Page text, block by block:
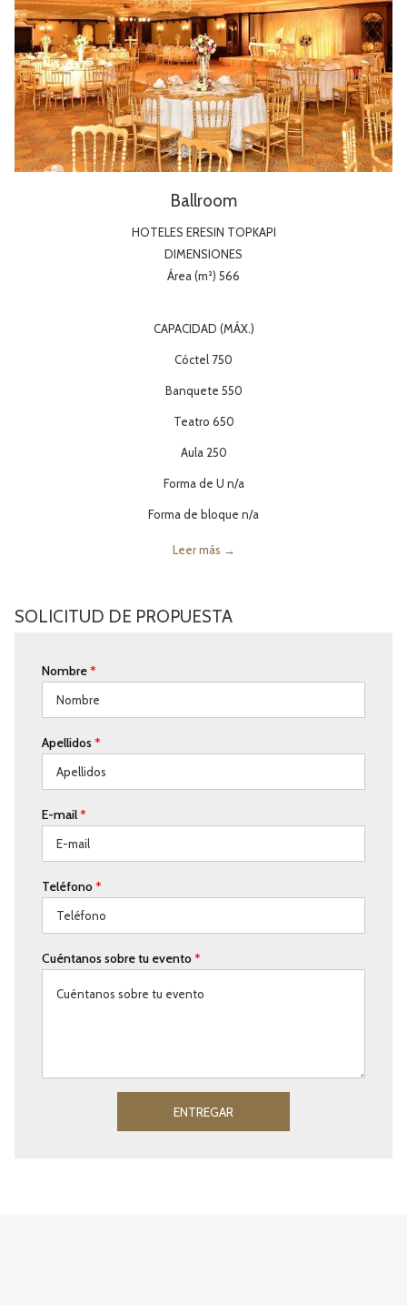
Ballroom
HOTELES ERESIN TOPKAPI
DIMENSIONES
Área (m²) 566
CAPACIDAD (MÁX.)
Cóctel 750
Banquete 550
Teatro 650
Aula 250
Forma de U n/a
Forma de bloque n/a
Leer más
SOLICITUD DE PROPUESTA
Nombre*
Apellidos *
E-mail*
Teléfono*
Cuéntanos sobre tu evento*
ENTREGAR